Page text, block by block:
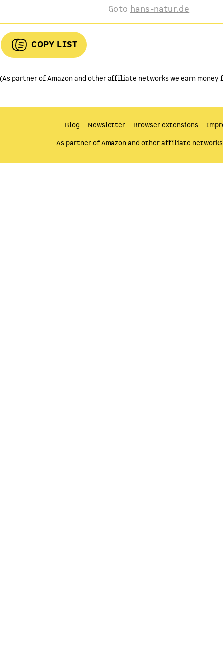
Goto hans-natur.de
COPY LIST
(As partner of Amazon and other affiliate networks we earn money
Blog Newsletter Browser extensions
As partner of Amazon and other affiliate